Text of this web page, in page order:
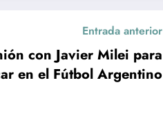
Entrada anterior
con Javier Milei para
en el Fútbol Argentino